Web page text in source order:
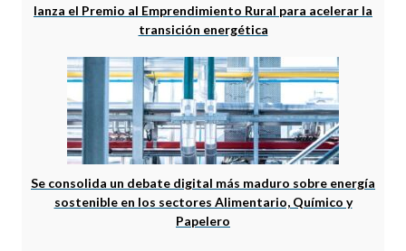
lanza el Premio al Emprendimiento Rural para acelerar la
transición energética
Se consolida un debate digital más maduro sobre energía
sostenible en los sectores Alimentario, Químico y
Papelero